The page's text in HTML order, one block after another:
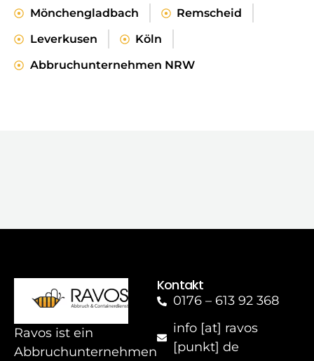
Mönchengladbach
Remscheid
Leverkusen
Köln
Abbruchunternehmen NRW
Ravos ist ein
Abbruchunternehmen
Kontakt
0176 – 613 92 368
info [at] ravos
[punkt] de